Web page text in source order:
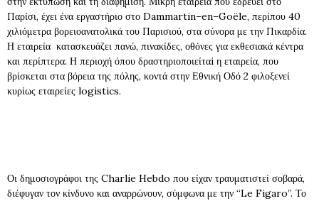
Παρίσι, έχει ένα εργαστήριο στο Dammartin–en–Goële, περίπου 40
χιλιόμετρα βορειοανατολικά του Παρισιού, στα σύνορα με την Πικαρδία.
Η εταιρεία κατασκευάζει πανώ, πινακίδες, οθόνες για εκθεσιακά κέντρα
και περίπτερα. Η περιοχή όπου δραστηριοποιείταi η εταιρεία, που
βρίσκεται στα βόρεια της πόλης, κοντά στην Εθνική Οδό 2 φιλοξενεί
κυρίως εταιρείες logistics.
Οι δημοσιογράφοι της Charlie Hebdo που είχαν τραυματιστεί σοβαρά,
διέφυγαν τον κίνδυνο και αναρρώνουν, σύμφωνα με την “Le Figaro”. Το